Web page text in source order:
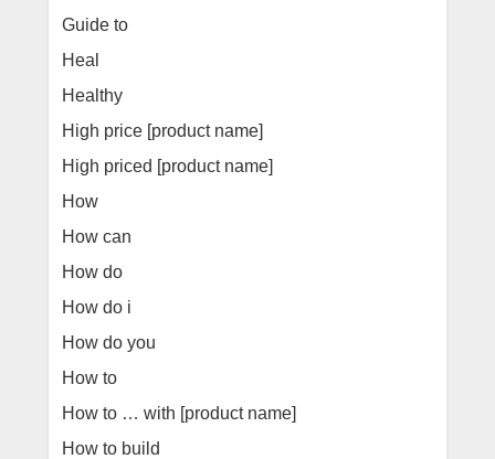
Guide to
Heal
Healthy
High price [product name]
High priced [product name]
How
How can
How do
How do i
How do you
How to
How to … with [product name]
How to build